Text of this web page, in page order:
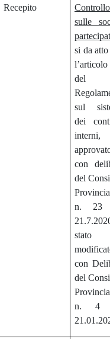
Recepito
Controllo
sulle
si da
del
sul
dei
interni,
con
del
n. 23
stato
con
del
n. 4